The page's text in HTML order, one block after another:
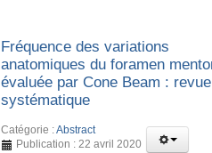
Fréquence des variations
anatomiques du foramen
évaluée par Cone Beam : revue
systématique
Catégorie :Abstract
Publication : 22 avril 2020